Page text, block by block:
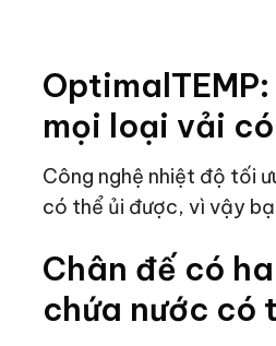
mọi loại vải
Công nghệ nhiệt độ tối
có thể ủi được, vì vậy
Chân đế có
chứa nước có